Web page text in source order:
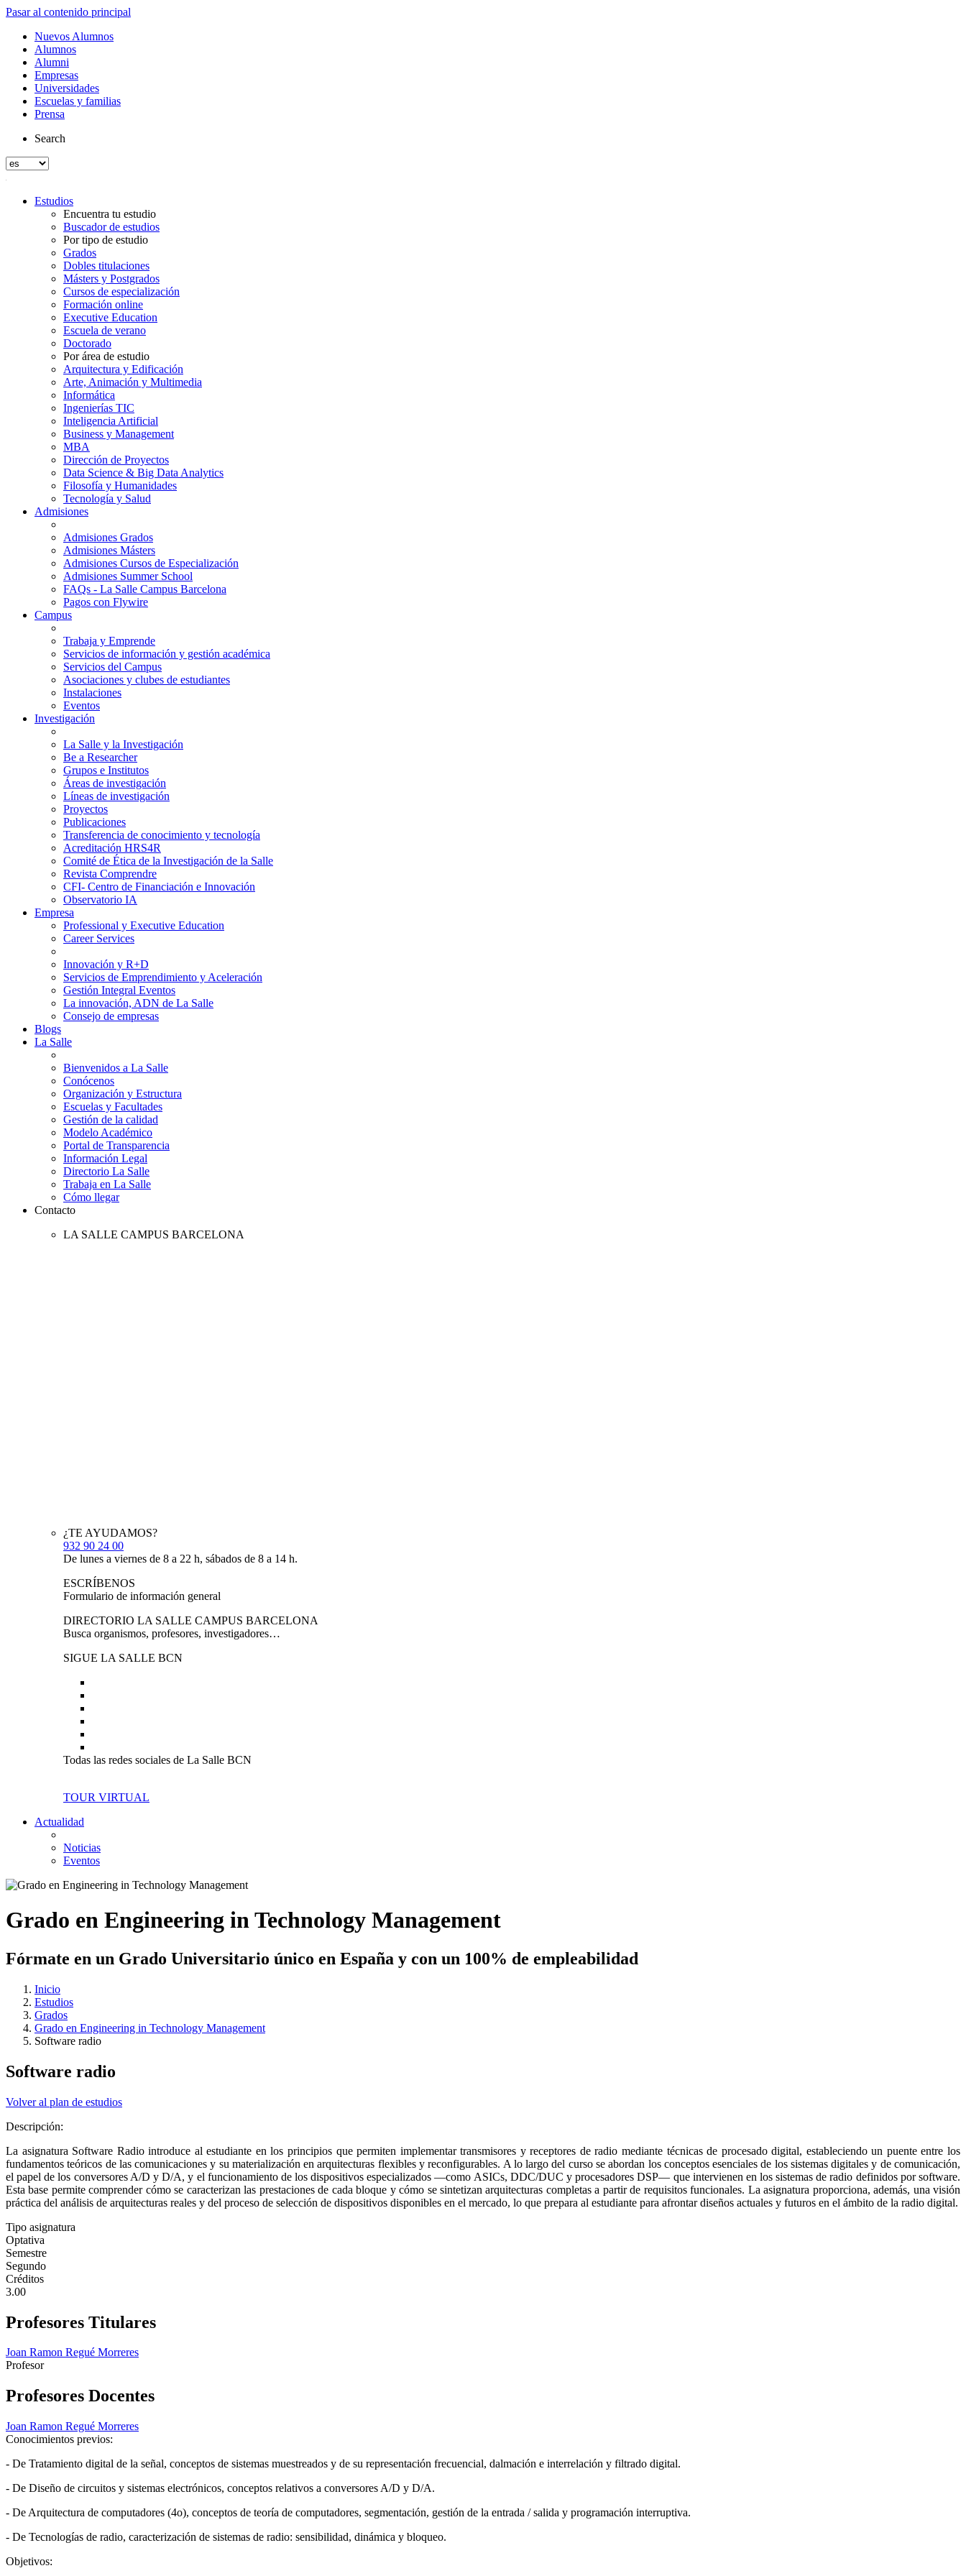
Pasar al contenido principal
Nuevos Alumnos
Alumnos
Alumni
Empresas
Universidades
Escuelas y familias
Prensa
Search
Estudios
Encuentra tu estudio
Buscador de estudios
Por tipo de estudio
Grados
Dobles titulaciones
Másters y Postgrados
Cursos de especialización
Formación online
Executive Education
Escuela de verano
Doctorado
Por área de estudio
Arquitectura y Edificación
Arte, Animación y Multimedia
Informática
Ingenierías TIC
Inteligencia Artificial
Business y Management
MBA
Dirección de Proyectos
Data Science & Big Data Analytics
Filosofía y Humanidades
Tecnología y Salud
Admisiones
Admisiones Grados
Admisiones Másters
Admisiones Cursos de Especialización
Admisiones Summer School
FAQs - La Salle Campus Barcelona
Pagos con Flywire
Campus
Trabaja y Emprende
Servicios de información y gestión académica
Servicios del Campus
Asociaciones y clubes de estudiantes
Instalaciones
Eventos
Investigación
La Salle y la Investigación
Be a Researcher
Grupos e Institutos
Áreas de investigación
Líneas de investigación
Proyectos
Publicaciones
Transferencia de conocimiento y tecnología
Acreditación HRS4R
Comité de Ética de la Investigación de la Salle
Revista Comprendre
CFI- Centro de Financiación e Innovación
Observatorio IA
Empresa
Professional y Executive Education
Career Services
Innovación y R+D
Servicios de Emprendimiento y Aceleración
Gestión Integral Eventos
La innovación, ADN de La Salle
Consejo de empresas
Blogs
La Salle
Bienvenidos a La Salle
Conócenos
Organización y Estructura
Escuelas y Facultades
Gestión de la calidad
Modelo Académico
Portal de Transparencia
Información Legal
Directorio La Salle
Trabaja en La Salle
Cómo llegar
Contacto
LA SALLE CAMPUS BARCELONA
¿TE AYUDAMOS?
932 90 24 00
De lunes a viernes de 8 a 22 h, sábados de 8 a 14 h.
ESCRÍBENOS
Formulario de información general
DIRECTORIO LA SALLE CAMPUS BARCELONA
Busca organismos, profesores, investigadores…
SIGUE LA SALLE BCN
Todas las redes sociales de La Salle BCN
TOUR VIRTUAL
Actualidad
Noticias
Eventos
Grado en Engineering in Technology Management
Fórmate en un Grado Universitario único en España y con un 100% de empleabilidad
Inicio
Estudios
Grados
Grado en Engineering in Technology Management
Software radio
Software radio
Volver al plan de estudios
Descripción:
La asignatura Software Radio introduce al estudiante en los principios que permiten implementar transmisores y receptores de radio mediante técnicas de procesado digital, estableciendo un puente entre los
fundamentos teóricos de las comunicaciones y su materialización en arquitecturas flexibles y reconfigurables. A lo largo del curso se abordan los conceptos esenciales de los sistemas digitales y de comunicación,
el papel de los conversores A/D y D/A, y el funcionamiento de los dispositivos especializados —como ASICs, DDC/DUC y procesadores DSP— que intervienen en los sistemas de radio definidos por software.
Esta base permite comprender cómo se caracterizan las prestaciones de cada bloque y cómo se sintetizan arquitecturas completas a partir de requisitos funcionales. La asignatura proporciona, además, una visión
práctica del análisis de arquitecturas reales y del proceso de selección de dispositivos disponibles en el mercado, lo que prepara al estudiante para afrontar diseños actuales y futuros en el ámbito de la radio digital.
Tipo asignatura
Optativa
Semestre
Segundo
Créditos
3.00
Profesores Titulares
Joan Ramon Regué Morreres
Profesor
Profesores Docentes
Joan Ramon Regué Morreres
Conocimientos previos:
- De Tratamiento digital de la señal, conceptos de sistemas muestreados y de su representación frecuencial, dalmación e interrelación y filtrado digital.
- De Diseño de circuitos y sistemas electrónicos, conceptos relativos a conversores A/D y D/A.
- De Arquitectura de computadores (4o), conceptos de teoría de computadores, segmentación, gestión de la entrada / salida y programación interruptiva.
- De Tecnologías de radio, caracterización de sistemas de radio: sensibilidad, dinámica y bloqueo.
Objetivos: